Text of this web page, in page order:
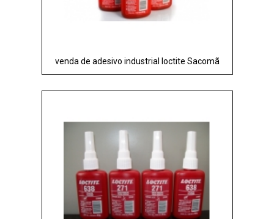
venda de adesivo industrial loctite Sacomã